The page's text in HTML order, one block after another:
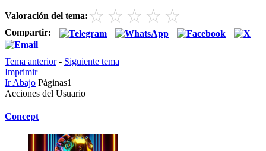
Valoración del tema: ☆ ☆ ☆ ☆ ☆
Compartir:
Tema anterior- Siguiente tema
Imprimir
Ir Abajo Páginas1
Acciones del Usuario
Concept